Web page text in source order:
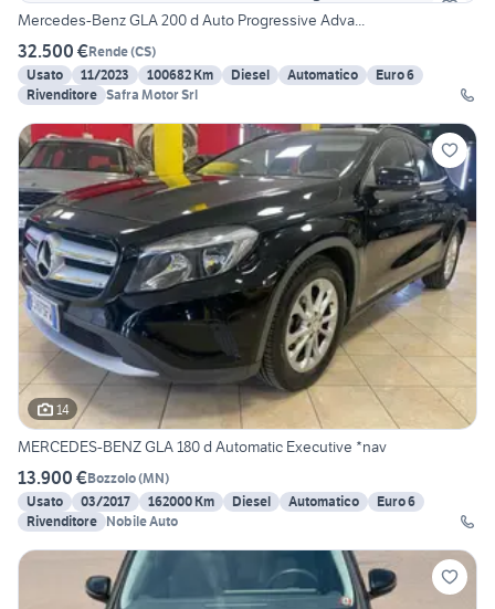
Mercedes-Benz GLA 200 d Auto Progressive Adva...
32.500 €Rende(CS)
Usato
11/2023 100682 Km Diesel Automatico
Euro 6
Rivenditore Safra Motor Srl
14
MERCEDES-BENZ GLA 180 d Automatic Executive *nav
13.900 €Bozzolo(MN)
Usato
03/2017 162000 Km Diesel Automatico
Euro 6
Rivenditore Nobile Auto